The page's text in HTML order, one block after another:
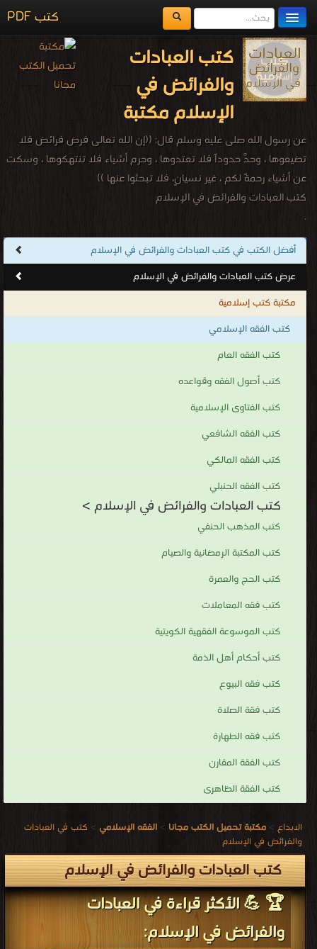
كتب PDF
مكتبة الكتب
المكتبات
يُقرأ حالياً
اضف كتاب
كتب العبادات
والفرائض في
الإسلام مكتبة
عن رسول الله صلى عليه وسلم قال: ((إن الله تعالى فرض فرائض فلا
تضيعوها ، وحدَّ حدوداً فلا تعتدوها ، وحرم أشياء فلا تنتهكوها ، وسكت
عن أشياء رحمةً لكم ، غير نسيانٍ، فلا تبحثوا عنها ))
كتب العبادات والفرائض في الإسلام
.
أفضل الكتب في كتب العبادات والفرائض في الإسلام
عرض كتب العبادات والفرائض في الإسلام
مكتبة كتب إسلامية
كتب الفقه الإسلامي
كتب الفقه العام
كتب أصول الفقه وقواعده
كتب الفتاوى الإسلامية
كتب الفقه الشافعي
كتب الفقه المالكي
كتب الفقه الحنبلي
كتب العبادات والفرائض في الإسلام >
كتب المذهب الحنفي
كتب المكتبة الرمضانية والصيام
كتب الحج والعمرة
كتب فقه المعاملات
كتب الموسوعة الفقهية الكويتية
كتب أحكام أهل الذمة
كتب فقه البيوع
كتب فقة الصلاة
كتب فقه الطهارة
كتب الفقة المقارن
كتب الفقة الظاهرى
الابداع > مكتبة تحميل الكتب مجانا > الفقه الإسلامي > كتب في العبادات
والفرائض في الإسلام
كتب العبادات والفرائض في الإسلام
🏆 💪 الأكثر قراءة في العبادات
والفرائض في الإسلام: